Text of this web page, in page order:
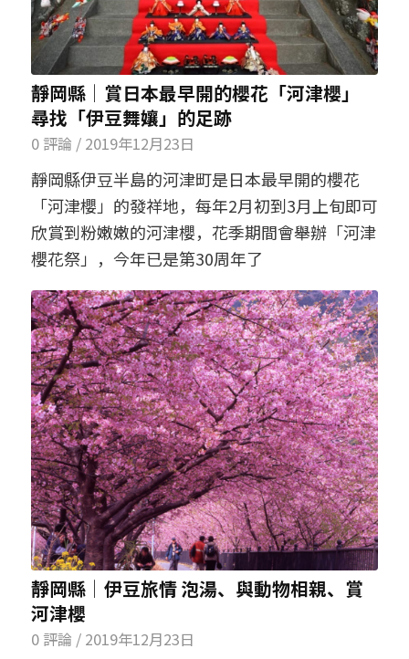
靜岡縣│賞日本最早開的櫻花「河津櫻」
尋找「伊豆舞孃」的足跡
0 評論 / 2019年12月23日
靜岡縣伊豆半島的河津町是日本最早開的櫻花
「河津櫻」的發祥地，每年2月初到3月上旬即可
欣賞到粉嫩嫩的河津櫻，花季期間會舉辦「河津
櫻花祭」，今年已是第30周年了
靜岡縣│伊豆旅情 泡湯、與動物相親、賞
河津櫻
0 評論 / 2019年12月23日